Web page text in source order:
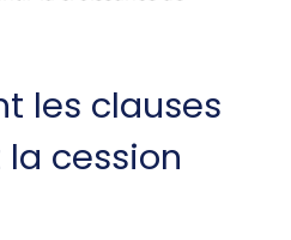
les clauses
cession